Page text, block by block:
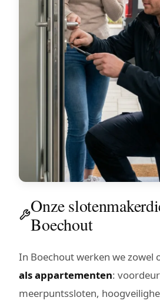
Onze
Boechout
In Boechout werken we zowel
als appartementen:
meerpuntssloten,